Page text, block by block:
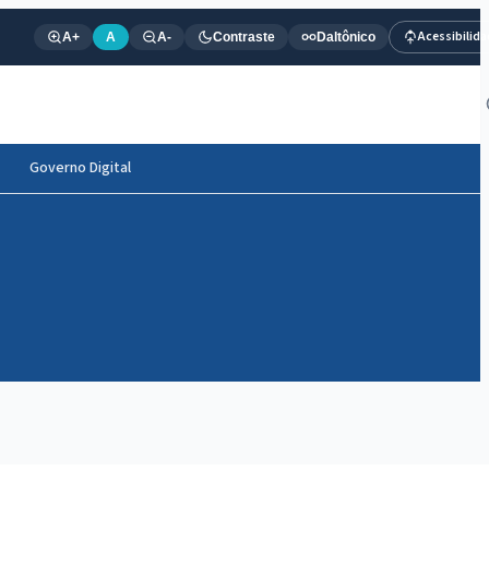
A+ A A- Contraste Daltônico
Governo Digital